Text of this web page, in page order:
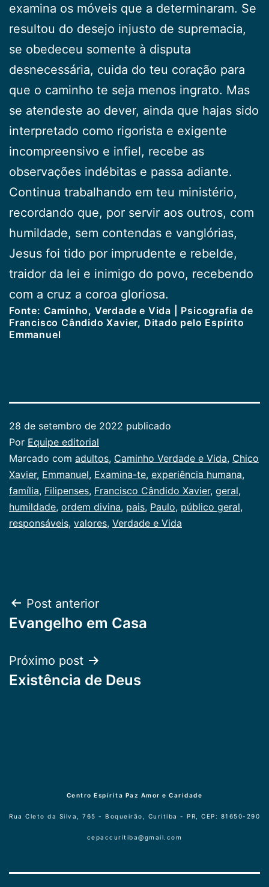
examina os móveis que a determinaram. Se
resultou do desejo injusto de supremacia,
se obedeceu somente à disputa
desnecessária, cuida do teu coração para
que o caminho te seja menos ingrato. Mas
se atendeste ao dever, ainda que hajas sido
interpretado como rigorista e exigente
incompreensivo e infiel, recebe as
observações indébitas e passa adiante.
Continua trabalhando em teu ministério,
recordando que, por servir aos outros, com
humildade, sem contendas e vanglórias,
Jesus foi tido por imprudente e rebelde,
traidor da lei e inimigo do povo, recebendo
com a cruz a coroa gloriosa.
Fonte: Caminho, Verdade e Vida | Psicografia de
Francisco Cândido Xavier, Ditado pelo Espírito
Emmanuel
28 de setembro de 2022 publicado
Por Equipe editorial
Categorizado
como
Publicogeral
Marcado com adultos, Caminho Verdade e Vida, Chico
Xavier, Emmanuel, Examina-te, experiência humana,
família, Filipenses, Francisco Cândido Xavier, geral,
humildade, ordem divina, pais, Paulo, público geral,
responsáveis, valores, Verdade e Vida
Navegação
de
Post
Post anterior
Evangelho em Casa
Próximo post
Existência de Deus
Centro Espírita Paz Amor e Caridade
Rua Cleto da Silva, 765 - Boqueirão, Curitiba - PR, CEP: 81650-290
cepaccuritiba@gmail.com